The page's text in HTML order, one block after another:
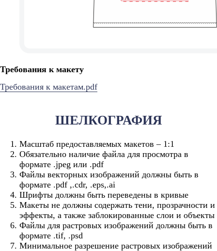
Требования к макету
Требования к макетам.pdf
ШЕЛКОГРАФИЯ
Масштаб предоставляемых макетов – 1:1
Обязательно наличие файла для просмотра в
формате .jpeg или .pdf
Файлы векторных изображений должны быть в
формате .pdf ,.сdr, .eps,.ai
Шрифты должны быть переведены в кривые
Макеты не должны содержать тени, прозрачности и
эффекты, а также заблокированные слои и объекты
Файлы для растровых изображений должны быть в
формате .tif, .psd
Минимальное разрешение растровых изображений